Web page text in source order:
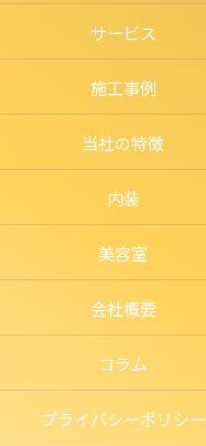
サービス
施工事例
当社の特徴
内装
美容室
会社概要
コラム
プライバシーポリシー